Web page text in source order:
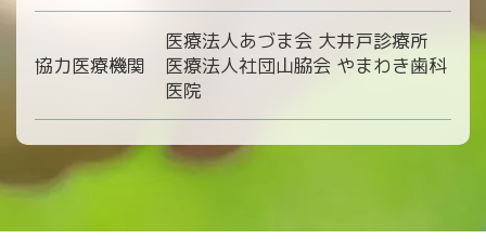
協力医療機関
医療法人あづま会 大井戸診療所
医療法人社団山脇会 やまわき歯科
医院